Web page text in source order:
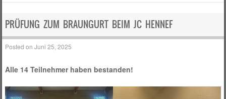
PRÜFUNG ZUM BRAUNGURT BEIM JC HENNEF
Posted onJuni 25, 2025
Alle 14 Teilnehmer haben bestanden!